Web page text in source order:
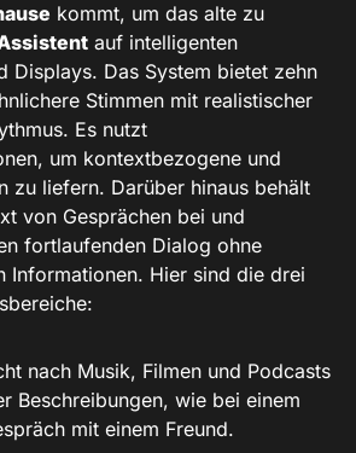
kommt, um das alte zu
auf intelligenten
Displays. Das System bietet zehn
Stimmen mit realistischer
Es nutzt
um kontextbezogene und
zu liefern. Darüber hinaus behält
von Gesprächen bei und
fortlaufenden Dialog ohne
Informationen. Hier sind die drei
nach Musik, Filmen und Podcasts
Beschreibungen, wie bei einem
mit einem Freund.